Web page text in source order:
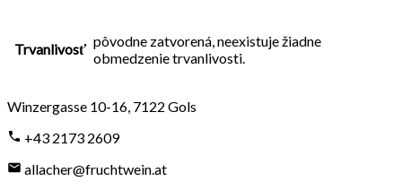
Trvanlivosť pôvodne zatvorená, neexistuje žiadne
obmedzenie trvanlivosti.
Winzergasse 10-16 7122 Gols
+43 2173 2609
allacher@fruchtwein.at